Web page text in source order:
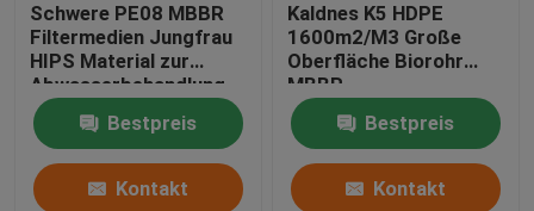
Schwere PE08 MBBR
Filtermedien Jungfrau
HIPS Material zur
Abwasserbehandlung
Weißfarbige
Biomassemedien
Bestpreis
Kontakt
Kaldnes K5 HDPE
1600m2/M3 Große
Oberfläche Biorohr
MBBR
Flotationsfiltermedien
Bestpreis
Kontakt